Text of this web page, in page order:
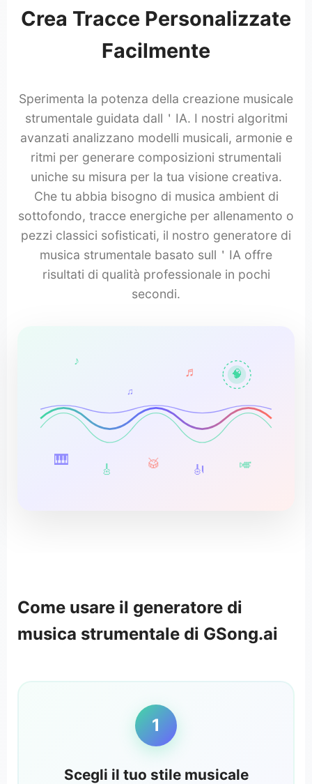
Crea Tracce Personalizzate
Facilmente
Sperimenta la potenza della creazione musicale
strumentale guidata dall＇IA. I nostri algoritmi
avanzati analizzano modelli musicali, armonie e
ritmi per generare composizioni strumentali
uniche su misura per la tua visione creativa.
Che tu abbia bisogno di musica ambient di
sottofondo, tracce energiche per allenamento o
pezzi classici sofisticati, il nostro generatore di
musica strumentale basato sull＇IA offre
risultati di qualità professionale in pochi
secondi.
♬ 🧠
🎹
🎸 🥁 🎻 🎺
Come usare il generatore di
musica strumentale di GSong.ai
1
Scegli il tuo stile musicale